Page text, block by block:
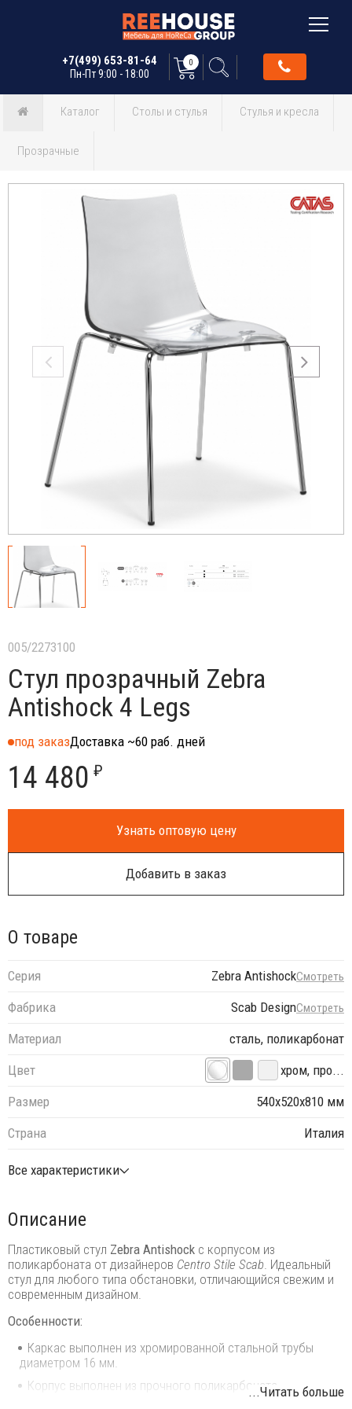
+7(499) 653-81-64
Пн-Пт 9:00 - 18:00
0
Каталог Столы и стулья Стулья и кресла
Прозрачные
005/2273100
Стул прозрачный Zebra
Antishock 4 Legs
под заказДоставка ~60 раб. дней
14 480 ₽
Узнать оптовую цену
Добавить в заказ
О товаре
Серия Zebra AntishockСмотреть
Фабрика Scab DesignСмотреть
Материал
сталь, поликарбонат
Цвет
хром, про...
Размер
540х520х810 мм
Страна
Италия
Все характеристики
Описание
Пластиковый стул Zebra Antishock с корпусом из
поликарбоната от дизайнеров Centro Stile Scab . Идеальный
стул для любого типа обстановки, отличающийся свежим и
современным дизайном.
Особенности:
Каркас выполнен из хромированной стальной трубы
диаметром 16 мм.
Корпус выполнен из прочного поликарбоната....Читать больше